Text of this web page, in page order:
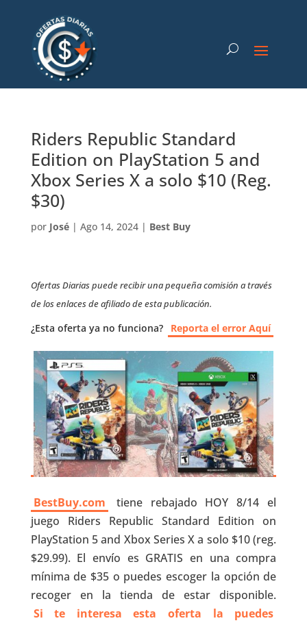
Riders Republic Standard
Edition on PlayStation 5 and
Xbox Series X a solo $10 (Reg.
$30)
por José| Ago 14, 2024| Best Buy
Ofertas Diarias puede recibir una pequeña comisión a través
de los enlaces de afiliado de esta publicación.
¿Esta oferta ya no funciona? Reporta el error Aquí
BestBuy.com
tiene rebajado HOY 8/14 el
juego Riders Republic Standard Edition on
PlayStation 5 and Xbox Series X a solo $10 (reg.
$29.99). El envío es GRATIS en una compra
mínima de $35 o puedes escoger la opción de
recoger en la tienda de estar disponible.
Si te interesa esta oferta la puedes